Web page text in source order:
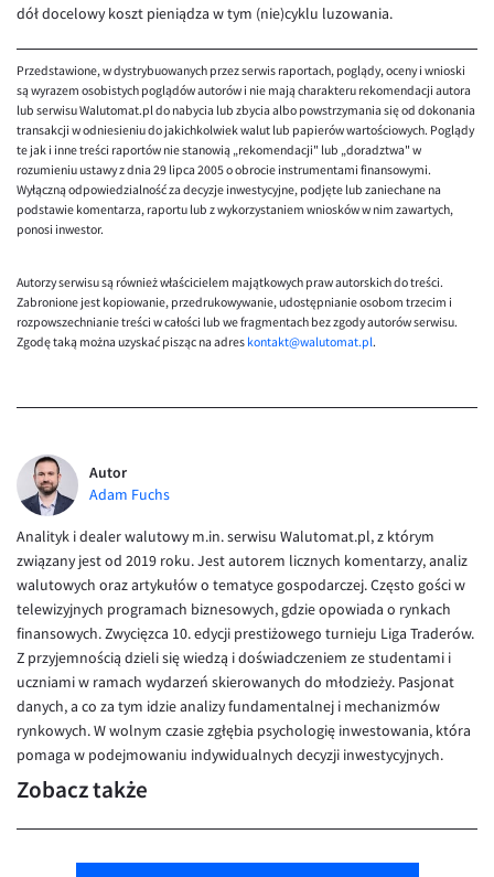
dół docelowy koszt pieniądza w tym (nie)cyklu luzowania.
Przedstawione, w dystrybuowanych przez serwis raportach, poglądy, oceny i wnioski
są wyrazem osobistych poglądów autorów i nie mają charakteru rekomendacji autora
lub serwisu Walutomat.pl do nabycia lub zbycia albo powstrzymania się od dokonania
transakcji w odniesieniu do jakichkolwiek walut lub papierów wartościowych. Poglądy
te jak i inne treści raportów nie stanowią „rekomendacji" lub „doradztwa" w
rozumieniu ustawy z dnia 29 lipca 2005 o obrocie instrumentami finansowymi.
Wyłączną odpowiedzialność za decyzje inwestycyjne, podjęte lub zaniechane na
podstawie komentarza, raportu lub z wykorzystaniem wniosków w nim zawartych,
ponosi inwestor.
Autorzy serwisu są również właścicielem majątkowych praw autorskich do treści.
Zabronione jest kopiowanie, przedrukowywanie, udostępnianie osobom trzecim i
rozpowszechnianie treści w całości lub we fragmentach bez zgody autorów serwisu.
Zgodę taką można uzyskać pisząc na adres kontakt@walutomat.pl.
Autor
Adam Fuchs
Analityk i dealer walutowy m.in. serwisu Walutomat.pl, z którym
związany jest od 2019 roku. Jest autorem licznych komentarzy, analiz
walutowych oraz artykułów o tematyce gospodarczej. Często gości w
telewizyjnych programach biznesowych, gdzie opowiada o rynkach
finansowych. Zwycięzca 10. edycji prestiżowego turnieju Liga Traderów.
Z przyjemnością dzieli się wiedzą i doświadczeniem ze studentami i
uczniami w ramach wydarzeń skierowanych do młodzieży. Pasjonat
danych, a co za tym idzie analizy fundamentalnej i mechanizmów
rynkowych. W wolnym czasie zgłębia psychologię inwestowania, która
pomaga w podejmowaniu indywidualnych decyzji inwestycyjnych.
Zobacz także